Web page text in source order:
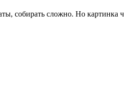
собирать сложно. Но